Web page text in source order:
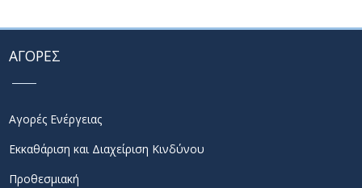
ΑΓΟΡΕΣ
Αγορές Ενέργειας
Εκκαθάριση και Διαχείριση Κινδύνου
Προθεσμιακή